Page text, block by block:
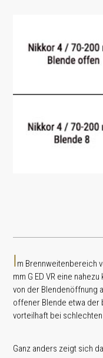
Im Brennweitenbereich
mm G ED VR eine
von der Blendenöffnung
offener Blende etwa der
vorteilhaft bei
Ganz anders zeigt sich